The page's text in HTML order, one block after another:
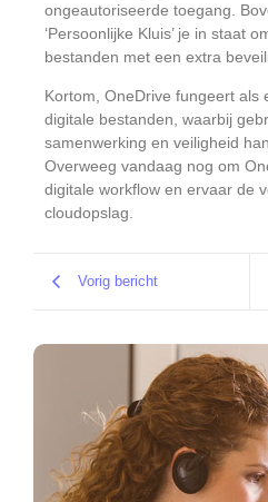
ongeautoriseerde toegang.
‘Persoonlijke Kluis’ je in staat
bestanden met een extra
Kortom, OneDrive fungeert als
digitale bestanden, waarbij
samenwerking en veiligheid
Overweeg vandaag nog om
digitale workflow en ervaar de
cloudopslag.
Vorig bericht